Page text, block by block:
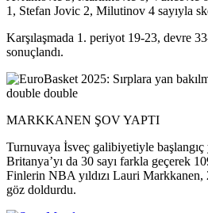
1, Stefan Jovic 2, Milutinov 4 sayıyla
Karşılaşmada 1. periyot 19-23, devre
sonuçlandı.
MARKKANEN ŞOV YAPTI
Turnuvaya İsveç galibiyetiyle
Britanya’yı da 30 sayı farkla geçerek
Finlerin NBA yıldızı Lauri Markkanen,
göz doldurdu.